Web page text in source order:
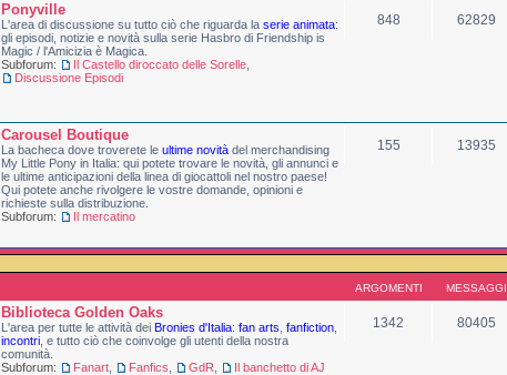
Ponyville
L'area di discussione su tutto ciò che riguarda la serie animata:
gli episodi, notizie e novità sulla serie Hasbro di Friendship is
Magic / l'Amicizia è Magica.
Subforum:
Il Castello diroccato delle Sorelle
Discussione Episodi
848 62829
Carousel Boutique
La bacheca dove troverete le ultime novità del merchandising
My Little Pony in Italia: qui potete trovare le novità, gli annunci e
le ultime anticipazioni della linea di giocattoli nel nostro paese!
Qui potete anche rivolgere le vostre domande, opinioni e
richieste sulla distribuzione.
Subforum:
Il mercatino
155 13935
ARGOMENTI MESSAGGI
Biblioteca Golden Oaks
L'area per tutte le attività dei Bronies d'Italia: fan arts fanfiction
incontri , e tutto ciò che coinvolge gli utenti della nostra
comunità.
Subforum:
Fanart Fanfics GdR Il banchetto di AJ
1342 80405